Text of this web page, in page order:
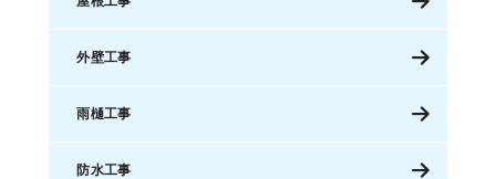
外壁工事
雨樋工事
防水工事